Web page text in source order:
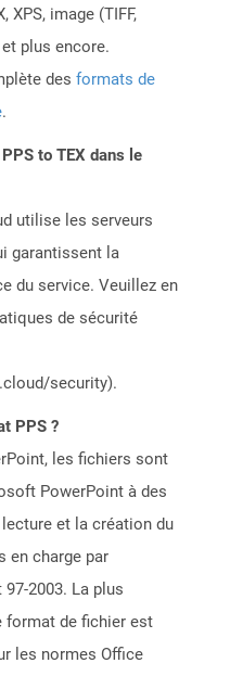
XPS, image (TIFF,
et plus encore.
des formats de
.
to TEX dans le
utilise les serveurs
garantissent la
du service. Veuillez en
de sécurité
security).
PPS ?
les fichiers sont
PowerPoint à des
et la création du
en charge par
2003. La plus
format de fichier est
les normes Office